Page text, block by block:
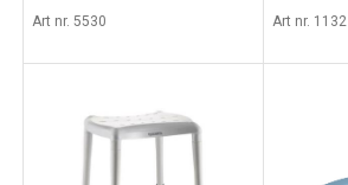
Art nr. 5530 Art nr. 1132